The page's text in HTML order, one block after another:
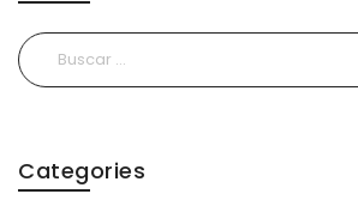
Buscar:
Categories